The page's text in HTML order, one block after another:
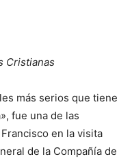
Cristianas
más serios que tiene
fue una de las
en la visita
de la Compañía de